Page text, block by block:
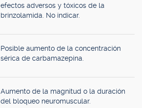
efectos adversos y tóxicos de la
brinzolamida. No indicar.
Posible aumento de la concentración
sérica de carbamazepina.
Aumento de la magnitud o la duración
del bloqueo neuromuscular.